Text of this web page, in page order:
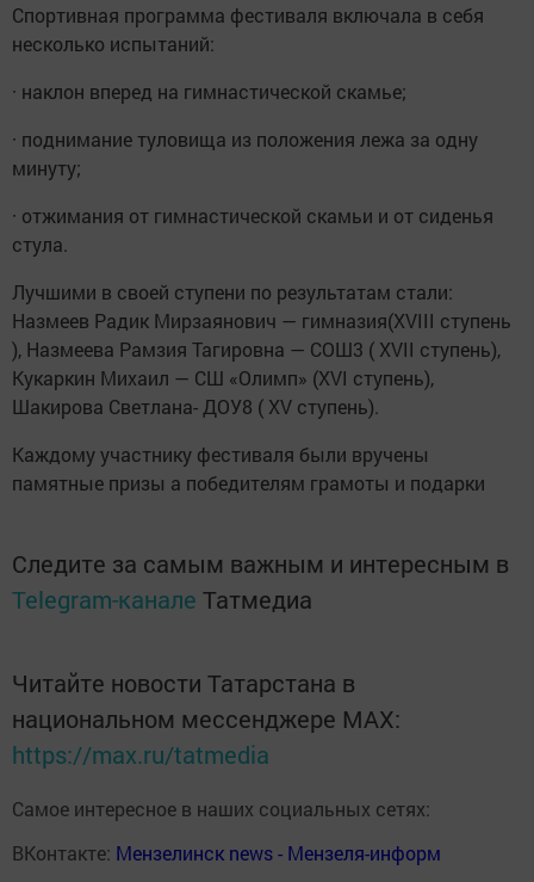
Спортивная программа фестиваля включала в себя
несколько испытаний:
· наклон вперед на гимнастической скамье;
· поднимание туловища из положения лежа за одну
минуту;
· отжимания от гимнастической скамьи и от сиденья
стула.
Лучшими в своей ступени по результатам стали:
Назмеев Радик Мирзаянович — гимназия(XVIII ступень
), Назмеева Рамзия Тагировна — СОШ3 ( XVII ступень),
Кукаркин Михаил — СШ «Олимп» (XVI ступень),
Шакирова Светлана- ДОУ8 ( XV ступень).
Каждому участнику фестиваля были вручены
памятные призы а победителям грамоты и подарки
Следите за самым важным и интересным в
Telegram-канале Татмедиа
Читайте новости Татарстана в
национальном мессенджере MАХ:
https://max.ru/tatmedia
Самое интересное в наших социальных сетях:
ВКонтакте: Мензелинск news - Мензеля-информ